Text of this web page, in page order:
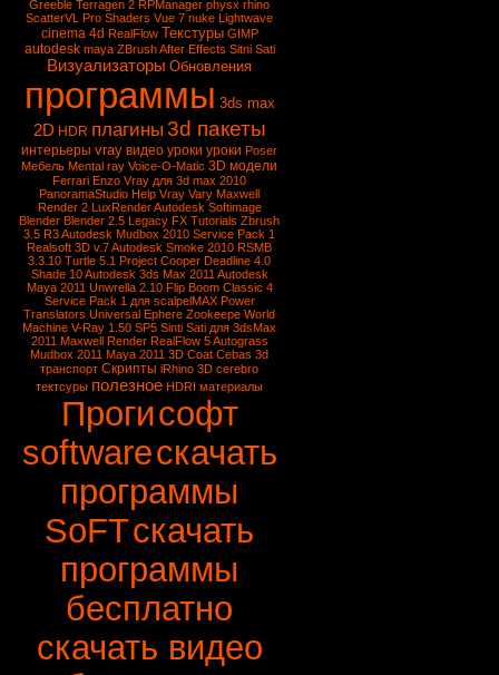
Greeble Terragen 2 RPManager physx rhino
ScatterVL Pro Shaders Vue 7 nuke Lightwave
cinema 4d RealFlow Текстуры GIMP
autodesk maya ZBrushAfter Effects Sitni Sati
Визуализаторы Обновления
программы 3ds max
2D HDR плагины 3d пакеты
интерьеры vray видео уроки уроки Poser
Мебель Mental ray Voice-O-Matic 3D модели
Ferrari Enzo Vray для 3d max 2010
PanoramaStudio Help Vray Vary Maxwell
Render 2 LuxRenderAutodesk Softimage
Blender Blender 2.5 Legacy FX Tutorials Zbrush
3.5 R3 Autodesk Mudbox 2010 Service Pack 1
Realsoft 3D v.7 Autodesk Smoke 2010 RSMB
3.3.10 Turtle 5.1 Project Cooper Deadline 4.0
Shade 10Autodesk 3ds Max 2011 Autodesk
Maya 2011 Unwrella 2.10 Flip Boom Classic 4
Service Pack 1 для scalpelMAX Power
Translators Universal Ephere Zookeepe World
Machine V-Ray 1.50 SP5 Sinti Sati для 3dsMax
2011 Maxwell Render RealFlow 5Autograss
Mudbox 2011 Maya 2011 3D Coat Cebas 3d
транспорт Скрипты iRhino 3D cerebro
тектсуры полезное HDRI материалы
Прогисофт
softwareскачать
программы
SoFTскачать
программы
бесплатно
скачать видео